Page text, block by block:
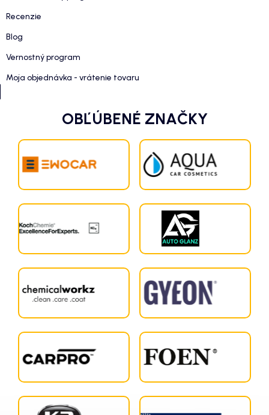
Recenzie
Blog
Vernostný program
Moja objednávka - vrátenie tovaru
OBĽÚBENÉ ZNAČKY